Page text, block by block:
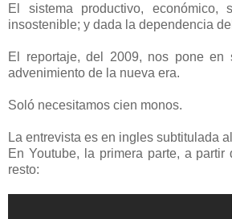
El sistema productivo, económico,
insostenible; y dada la dependencia
El reportaje, del 2009, nos pone en
advenimiento de la nueva era.
Soló necesitamos cien monos.
La entrevista es en ingles subtitulada
En Youtube, la primera parte, a partir
resto: